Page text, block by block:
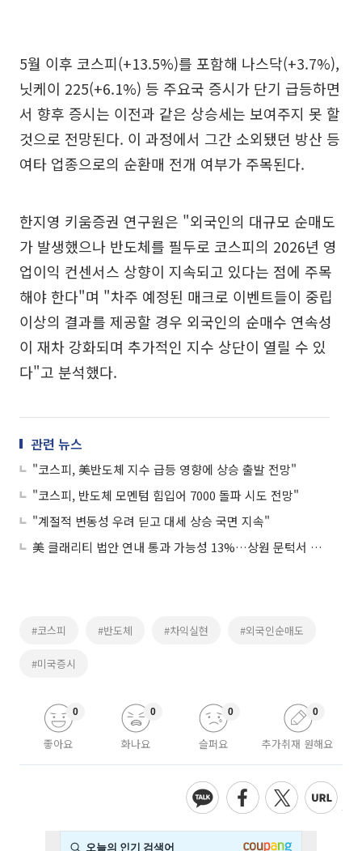
5월 이후 코스피(+13.5%)를 포함해 나스닥(+3.7%),
닛케이 225(+6.1%) 등 주요국 증시가 단기 급등하면
서 향후 증시는 이전과 같은 상승세는 보여주지 못 할
것으로 전망된다. 이 과정에서 그간 소외됐던 방산 등
여타 업종으로의 순환매 전개 여부가 주목된다.
한지영 키움증권 연구원은 "외국인의 대규모 순매도
가 발생했으나 반도체를 필두로 코스피의 2026년 영
업이익 컨센서스 상향이 지속되고 있다는 점에 주목
해야 한다"며 "차주 예정된 매크로 이벤트들이 중립
이상의 결과를 제공할 경우 외국인의 순매수 연속성
이 재차 강화되며 추가적인 지수 상단이 열릴 수 있
다"고 분석했다.
관련 뉴스
"코스피, 美반도체 지수 급등 영향에 상승 출발 전망"
"코스피, 반도체 모멘텀 힘입어 7000 돌파 시도 전망"
"계절적 변동성 우려 딛고 대세 상승 국면 지속"
美 클래리티 법안 연내 통과 가능성 13%…상원 문턱서 제동
#코스피 #반도체 #차익실현 #외국인순매도
#미국증시
좋아요
0
화나요
0
슬퍼요
0
추가취재 원해요
0